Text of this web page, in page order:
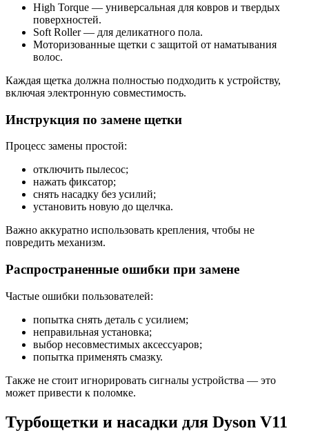
High Torque — универсальная для ковров и твердых
поверхностей.
Soft Roller — для деликатного пола.
Моторизованные щетки с защитой от наматывания
волос.
Каждая щетка должна полностью подходить к устройству,
включая электронную совместимость.
Инструкция по замене щетки
Процесс замены простой:
отключить пылесос;
нажать фиксатор;
снять насадку без усилий;
установить новую до щелчка.
Важно аккуратно использовать крепления, чтобы не
повредить механизм.
Распространенные ошибки при замене
Частые ошибки пользователей:
попытка снять деталь с усилием;
неправильная установка;
выбор несовместимых аксессуаров;
попытка применять смазку.
Также не стоит игнорировать сигналы устройства — это
может привести к поломке.
Турбощетки и насадки для Dyson V11